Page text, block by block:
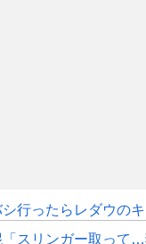
らレダウのキーホルダーが
取って…猟虫強化して…エキス取って